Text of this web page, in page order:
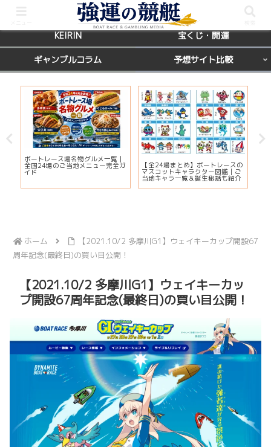
BOATRACE レース場ガイド
KEIRIN 宝くじ・開運
ギャンブルコラム 予想サイト比較
ボートレース場名物グルメ一覧｜
全国24場のご当地メニュー完全ガ
イド
【全24場まとめ】ボートレースの
マスコットキャラクター図鑑｜ご
当地キャラ一覧＆誕生秘話も紹介
ホーム
【2021.10/2 多摩川G1】ウェイキーカップ開設67
周年記念(最終日)の買い目公開！
【2021.10/2 多摩川G1】ウェイキーカッ
プ開設67周年記念(最終日)の買い目公開！